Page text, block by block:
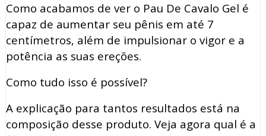
Como acabamos de ver o Pau De Cavalo Gel é
capaz de aumentar seu pênis em até 7
centímetros, além de impulsionar o vigor e a
potência as suas ereções.
Como tudo isso é possível?
A explicação para tantos resultados está na
composição desse produto. Veja agora qual é a